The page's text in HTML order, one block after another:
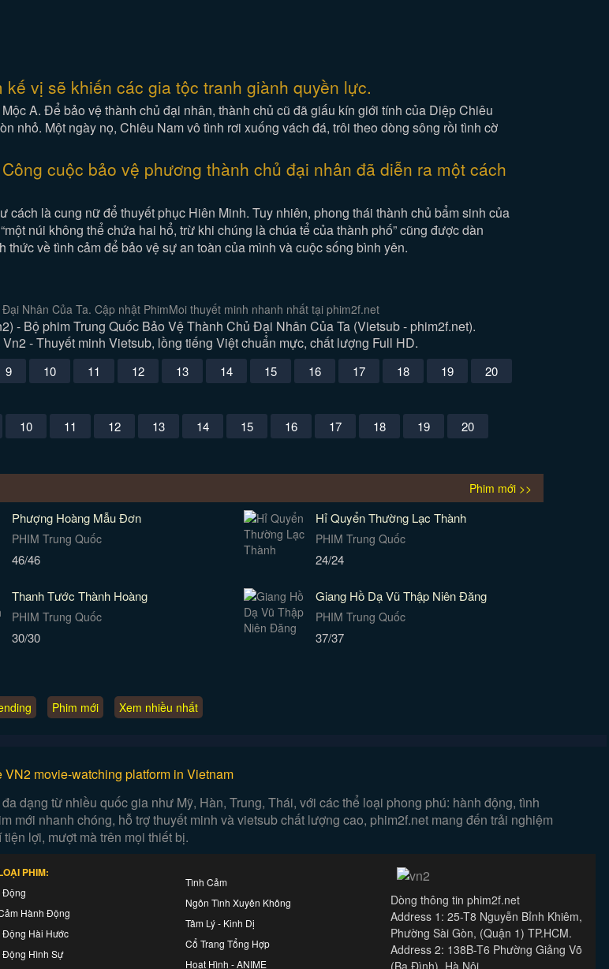
vị sẽ khiến các gia tộc tranh giành quyền lực.
A. Để bảo vệ thành chủ đại nhân, thành chủ cũ đã giấu kín giới tính của Diệp Chiêu
nhỏ. Một ngày nọ, Chiêu Nam vô tình rơi xuống vách đá, trôi theo dòng sông rồi tình cờ
cuộc bảo vệ phương thành chủ đại nhân đã diễn ra một cách
là cung nữ để thuyết phục Hiên Minh. Tuy nhiên, phong thái thành chủ bẩm sinh của
núi không thể chứa hai hổ, trừ khi chúng là chúa tể của thành phố” cũng được dàn
về tình cảm để bảo vệ sự an toàn của mình và cuộc sống bình yên.
Nhân Của Ta. Cập nhật PhimMoi thuyết minh nhanh nhất tại phim2f.net
- Bộ phim Trung Quốc Bảo Vệ Thành Chủ Đại Nhân Của Ta (Vietsub - phim2f.net).
- Thuyết minh Vietsub, lồng tiếng Việt chuẩn mực, chất lượng Full HD.
9 10 11 12 13 14 15 16 17 18 19
20
10 11 12 13 14 15 16 17 18 19
20
Phim mới >>
Phượng Hoàng Mẫu Đơn
PHIM Trung Quốc
46/46
Hỉ Quyển Thường Lạc Thành
PHIM Trung Quốc
24/24
Thanh Tước Thành Hoàng
PHIM Trung Quốc
30/30
Giang Hồ Dạ Vũ Thập Niên Đăng
PHIM Trung Quốc
37/37
Phim mới Xem nhiều nhất
VN2 movie-watching platform in Vietnam
dạng từ nhiều quốc gia như Mỹ, Hàn, Trung, Thái, với các thể loại phong phú: hành động, tình
mới nhanh chóng, hỗ trợ thuyết minh và vietsub chất lượng cao, phim2f.net mang đến trải nghiệm
tiện lợi, mượt mà trên mọi thiết bị.
PHIM:
Động
Hành Động
Động Hài Hước
Động Hình Sự
Tình Cảm
Ngôn Tình Xuyên Không
Tâm Lý - Kinh Dị
Cổ Trang Tổng Hợp
Hoạt Hình - ANIME
Dòng thông tin phim2f.net
Address 1: 25-T8 Nguyễn Bỉnh Khiêm,
Phường Sài Gòn, (Quận 1) TP.HCM.
Address 2: 138B-T6 Phường Giảng Võ
(Ba Đình), Hà Nội.